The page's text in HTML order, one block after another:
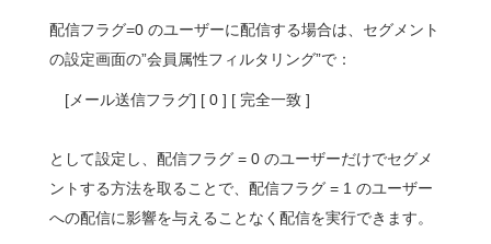
配信フラグ=0 のユーザーに配信する場合は、セグメント
の設定画面の”会員属性フィルタリング”で：
[メール送信フラグ] [ 0 ] [ 完全一致 ]
として設定し、配信フラグ = 0 のユーザーだけでセグメ
ントする方法を取ることで、配信フラグ = 1 のユーザー
への配信に影響を与えることなく配信を実行できます。